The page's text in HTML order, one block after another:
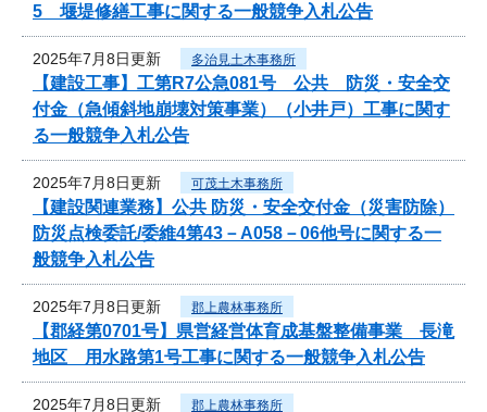
5 堰堤修繕工事に関する一般競争入札公告
2025年7月8日更新 多治見土木事務所
【建設工事】工第R7公急081号 公共 防災・安全交
付金（急傾斜地崩壊対策事業）（小井戸）工事に関す
る一般競争入札公告
2025年7月8日更新 可茂土木事務所
【建設関連業務】公共 防災・安全交付金（災害防除）
防災点検委託/委維4第43－A058－06他号に関する一
般競争入札公告
2025年7月8日更新 郡上農林事務所
【郡経第0701号】県営経営体育成基盤整備事業 長滝
地区 用水路第1号工事に関する一般競争入札公告
2025年7月8日更新 郡上農林事務所